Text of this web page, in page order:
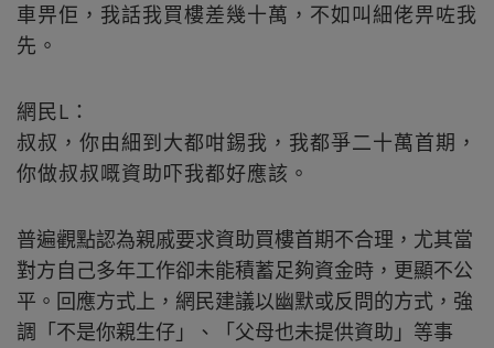
車畀佢，我話我買樓差幾十萬，不如叫細佬畀咗我
先。
網民L：
叔叔，你由細到大都咁錫我，我都爭二十萬首期，
你做叔叔嘅資助吓我都好應該。
普遍觀點認為親戚要求資助買樓首期不合理，尤其當
對方自己多年工作卻未能積蓄足夠資金時，更顯不公
平。回應方式上，網民建議以幽默或反問的方式，強
調「不是你親生仔」、「父母也未提供資助」等事